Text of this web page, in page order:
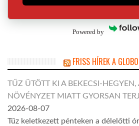
Powered by
FRISS HÍREK A
TŰZ ÜTÖTT KI A BEKECSI-HEGYEN,
NÖVÉNYZET MIATT GYORSAN
2026-08-07
Tűz keletkezett pénteken a délelőtti